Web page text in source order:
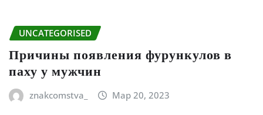
UNCATEGORISED
Причины появления фурункулов в
паху у мужчин
znakcomstva_ Мар 20, 2023